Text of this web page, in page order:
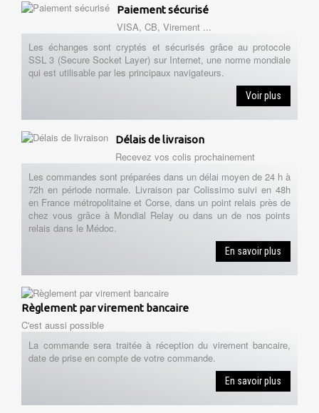
Paiement sécurisé
VISA, CB, Virement ...
Les échanges sont cryptés et sécurisés grâce au protocole
SSL 3 (Secure Socket Layer) sur Internet, une norme mondiale
qui est utilisable par les principaux navigateurs.
Voir plus
Délais de livraison
Recevez vos colis prochainement
Les commandes sont préparées dans un délai moyen de 24 h à
72h en période normale. Livraison par Colissimo suivi en 48h
en France métropolitaine et Corse, dans un point relais près de
chez vous grâce à Mondial Relay ou dans un de nos points
relais dans le Médoc.
En savoir plus
Règlement par virement bancaire
C'est aussi possible
La commande sera traitée à réception du virement bancaire,
date de prise en compte de votre commande.
En savoir plus